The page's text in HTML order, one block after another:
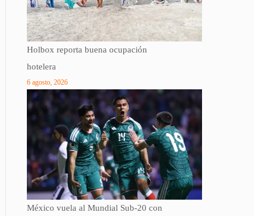
Holbox reporta buena ocupación
hotelera
6 agosto, 2026
México vuela al Mundial Sub-20 con